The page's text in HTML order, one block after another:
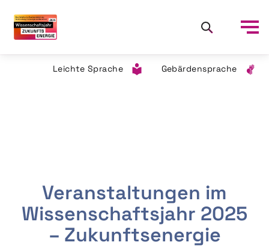
Leichte Sprache Gebärdensprache
Veranstaltungen im
Wissenschaftsjahr 2025
– Zukunftsenergie